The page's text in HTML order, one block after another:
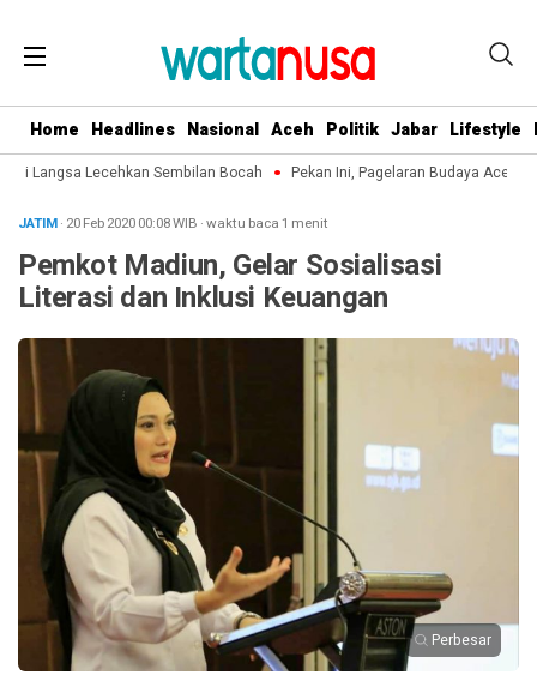
Home Headlines Nasional Aceh Politik Jabar Lifestyle
Langsa Lecehkan Sembilan Bocah Pekan Ini, Pagelaran Budaya Aceh
JATIM· 20 Feb 202000:08WIB ·waktu baca 1 menit
Pemkot Madiun, Gelar Sosialisasi
Literasi dan Inklusi Keuangan
Perbesar